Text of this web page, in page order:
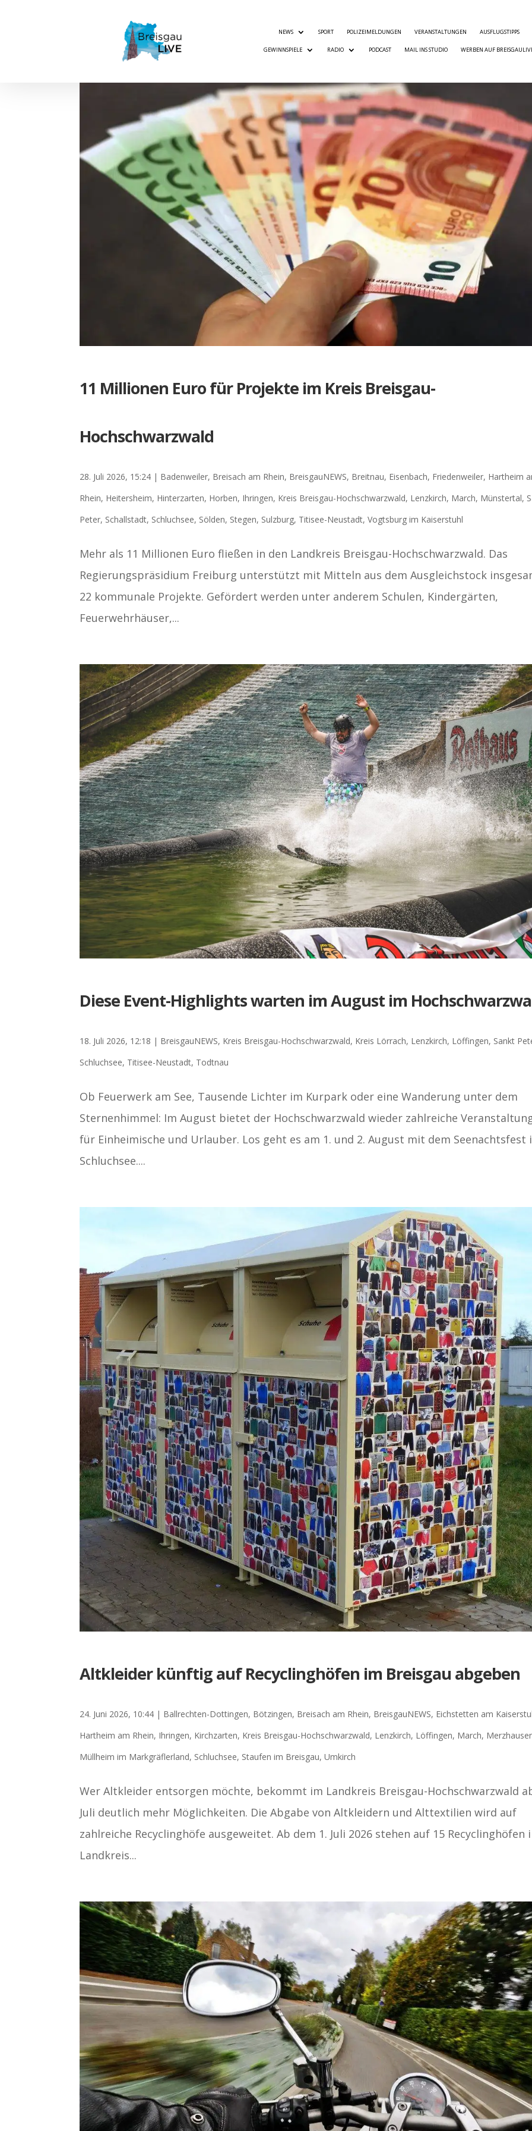
NEWS SPORT POLIZEIMELDUNGEN VERANSTALTUNGEN AUSFLUGSTIPPS
GEWINNSPIELE RADIO PODCAST MAIL INS STUDIO WERBEN AUF
11 Millionen Euro für Projekte im Kreis Breisgau-
Hochschwarzwald
28. Juli 2026, 15:24 | Badenweiler, Breisach am Rhein, BreisgauNEWS, Breitnau, Eisenbach, Friedenweiler, Hartheim
Rhein, Heitersheim, Hinterzarten, Horben, Ihringen, Kreis Breisgau-Hochschwarzwald, Lenzkirch, March, Münstertal,
Peter, Schallstadt, Schluchsee, Sölden, Stegen, Sulzburg, Titisee-Neustadt,Vogtsburg im Kaiserstuhl
Mehr als 11 Millionen Euro fließen in den Landkreis Breisgau-Hochschwarzwald. Das
Regierungspräsidium Freiburg unterstützt mit Mitteln aus dem Ausgleichstock
22 kommunale Projekte. Gefördert werden unter anderem Schulen, Kindergärten,
Feuerwehrhäuser,...
Diese Event-Highlights warten im August im
18. Juli 2026, 12:18 | BreisgauNEWS, Kreis Breisgau-Hochschwarzwald, Kreis Lörrach, Lenzkirch, Löffingen, Sankt
Schluchsee, Titisee-Neustadt, Todtnau
Ob Feuerwerk am See, Tausende Lichter im Kurpark oder eine Wanderung unter dem
Sternenhimmel: Im August bietet der Hochschwarzwald wieder zahlreiche
für Einheimische und Urlauber. Los geht es am 1. und 2. August mit dem Seenachtsfest
Schluchsee....
Altkleider künftig auf Recyclinghöfen im Breisgau abgeben
24. Juni 2026, 10:44 | Ballrechten-Dottingen, Bötzingen, Breisach am Rhein, BreisgauNEWS, Eichstetten am
Hartheim am Rhein, Ihringen, Kirchzarten, Kreis Breisgau-Hochschwarzwald, Lenzkirch, Löffingen, March,
Müllheim im Markgräflerland, Schluchsee, Staufen im Breisgau,Umkirch
Wer Altkleider entsorgen möchte, bekommt im Landkreis Breisgau-Hochschwarzwald
Juli deutlich mehr Möglichkeiten. Die Abgabe von Altkleidern und Alttextilien wird auf
zahlreiche Recyclinghöfe ausgeweitet. Ab dem 1. Juli 2026 stehen auf 15 Recyclinghöfen
Landkreis...